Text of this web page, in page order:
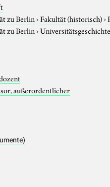
zu Berlin›Fakultät (historisch)›
zu Berlin›
außerordentlicher